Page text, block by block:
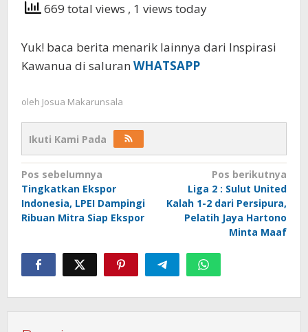
669 total views , 1 views today
Yuk! baca berita menarik lainnya dari Inspirasi
Kawanua di saluran WHATSAPP
oleh Josua Makarunsala
Ikuti Kami Pada
Navigasi
pos
Pos sebelumnya
Tingkatkan Ekspor
Indonesia, LPEI Dampingi
Ribuan Mitra Siap Ekspor
Pos berikutnya
Liga 2 : Sulut United
Kalah 1-2 dari Persipura,
Pelatih Jaya Hartono
Minta Maaf